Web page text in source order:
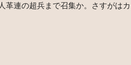
革連の超兵まで召集か。さすがは